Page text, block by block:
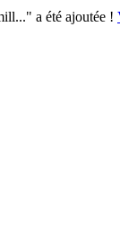
a été ajoutée !